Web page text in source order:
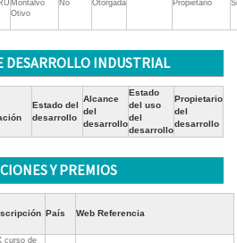
Montalvo
Otivo
No Otorgada Propietario Si
DESARROLLO INDUSTRIAL
Estado del
desarrollo
Alcance
del
desarrollo
Estado
del uso
del
desarrollo
Propietario
del
desarrollo
Y PREMIOS
País Web Referencia
curso de